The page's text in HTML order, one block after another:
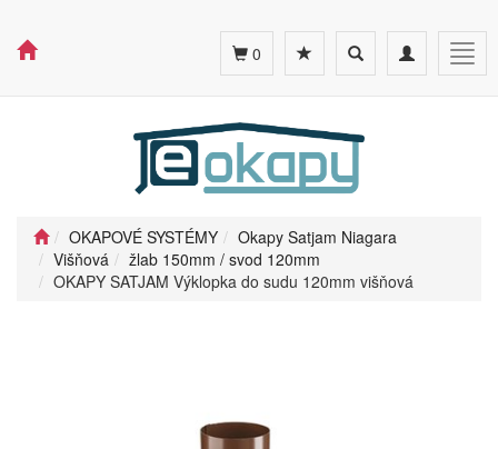
Toggle
navigation
Toggle
search
0
OKAPOVÉ SYSTÉMY
Okapy Satjam Niagara
Višňová
žlab 150mm / svod 120mm
OKAPY SATJAM Výklopka do sudu 120mm višňová